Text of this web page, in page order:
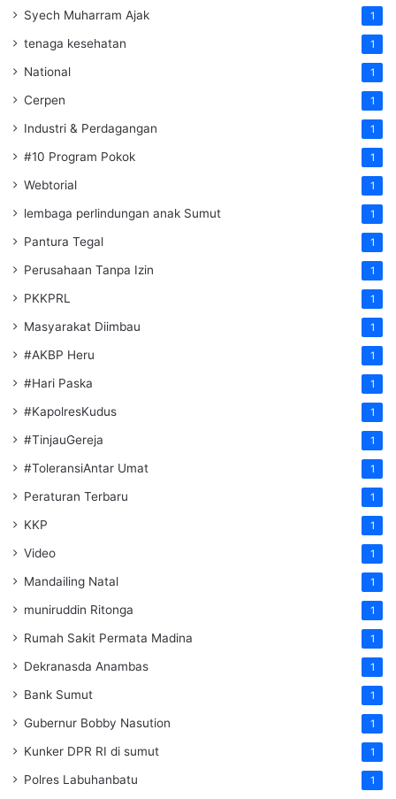
Syech Muharram Ajak 1
tenaga kesehatan 1
National 1
Cerpen 1
Industri & Perdagangan 1
#10 Program Pokok 1
Webtorial 1
lembaga perlindungan anak Sumut 1
Pantura Tegal 1
Perusahaan Tanpa Izin 1
PKKPRL 1
Masyarakat Diimbau 1
#AKBP Heru 1
#Hari Paska 1
#KapolresKudus 1
#TinjauGereja 1
#ToleransiAntar Umat 1
Peraturan Terbaru 1
KKP 1
Video 1
Mandailing Natal 1
muniruddin Ritonga 1
Rumah Sakit Permata Madina 1
Dekranasda Anambas 1
Bank Sumut 1
Gubernur Bobby Nasution 1
Kunker DPR RI di sumut 1
Polres Labuhanbatu 1